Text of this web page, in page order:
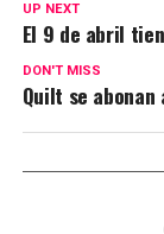
UP NEXT
El 9 de abril
DON'T MISS
Quilt se